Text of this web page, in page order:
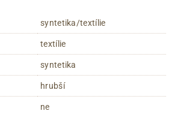
syntetika/textílie
textílie
syntetika
hrubší
ne